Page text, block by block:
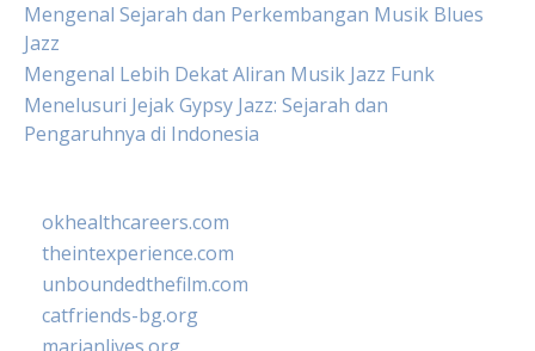
Mengenal Sejarah dan Perkembangan Musik Blues
Jazz
Mengenal Lebih Dekat Aliran Musik Jazz Funk
Menelusuri Jejak Gypsy Jazz: Sejarah dan
Pengaruhnya di Indonesia
okhealthcareers.com
theintexperience.com
unboundedthefilm.com
catfriends-bg.org